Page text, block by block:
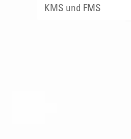
KMS und FMS